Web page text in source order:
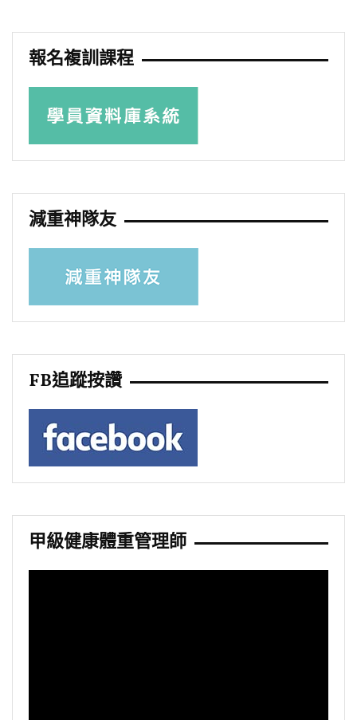
報名複訓課程
減重神隊友
FB追蹤按讚
甲級健康體重管理師